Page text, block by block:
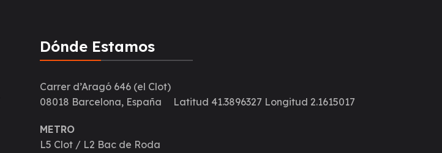
Dónde Estamos
Carrer d’Aragó 646 (el Clot)
08018 Barcelona, España
Latitud 41.3896327 Longitud 2.1615017
METRO
L5 Clot / L2 Bac de Roda